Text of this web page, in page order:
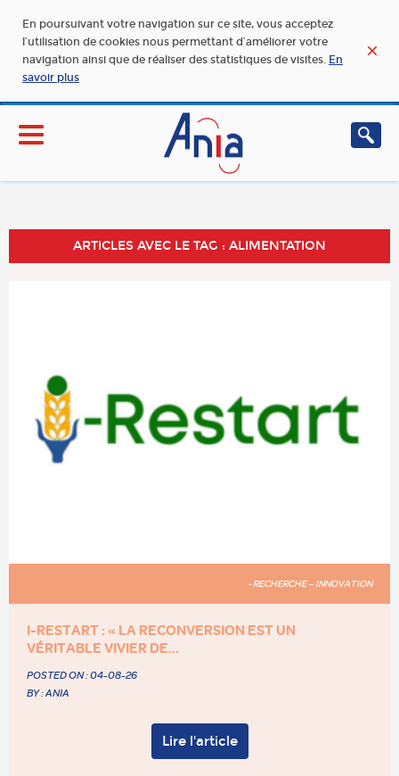
En poursuivant votre navigation sur ce site, vous acceptez
l’utilisation de cookies nous permettant d’améliorer votre
navigation ainsi que de réaliser des statistiques de visites. En
savoir plus
ARTICLES AVEC LE TAG : ALIMENTATION
- RECHERCHE – INNOVATION
I-RESTART : « LA RECONVERSION EST UN
VÉRITABLE VIVIER DE...
POSTED ON :04-08-26
BY : ANIA
Lire l'article